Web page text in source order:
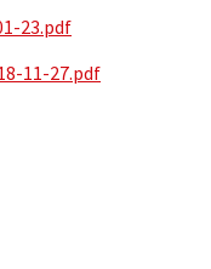
23.pdf
11-27.pdf